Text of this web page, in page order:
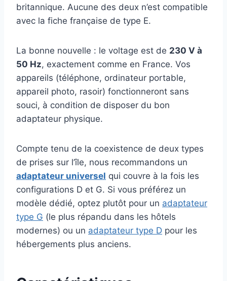
britannique. Aucune des deux n’est compatible
avec la fiche française de type E.
La bonne nouvelle : le voltage est de 230 V à
50 Hz, exactement comme en France. Vos
appareils (téléphone, ordinateur portable,
appareil photo, rasoir) fonctionneront sans
souci, à condition de disposer du bon
adaptateur physique.
Compte tenu de la coexistence de deux types
de prises sur l’île, nous recommandons un
adaptateur universel qui couvre à la fois les
configurations D et G. Si vous préférez un
modèle dédié, optez plutôt pour un adaptateur
type G (le plus répandu dans les hôtels
modernes) ou un adaptateur type D pour les
hébergements plus anciens.